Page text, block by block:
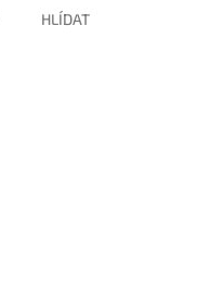
HLÍDAT